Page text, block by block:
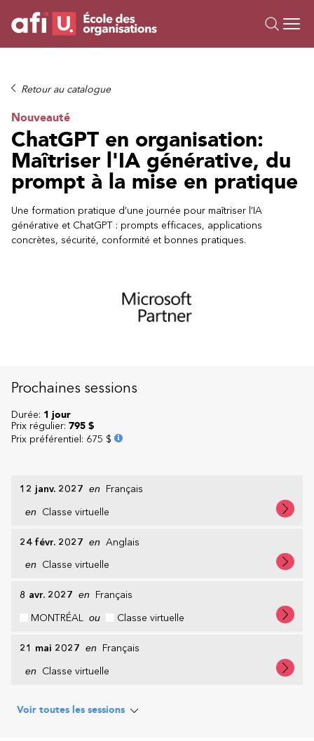
Formations
Campus IA
Sur mesure
À propos
Ressources
Retour au catalogue
Nouveauté
ChatGPT en organisation:
Maîtriser l'IA générative, du
prompt à la mise en pratique
Une formation pratique d’une journée pour maîtriser l’IA
générative et ChatGPT : prompts efficaces, applications
concrètes, sécurité, conformité et bonnes pratiques.
Prochaines sessions
12 janv. 2027 en Français
en Classe virtuelle
24 févr. 2027 en Anglais
en Classe virtuelle
8 avr. 2027 en
Français
MONTRÉAL ou Classe virtuelle
21 mai 2027 en Français
en Classe virtuelle
Voir toutes les sessions
Durée: 1 jour
Prix régulier: 795 $
Prix préférentiel : 675 $